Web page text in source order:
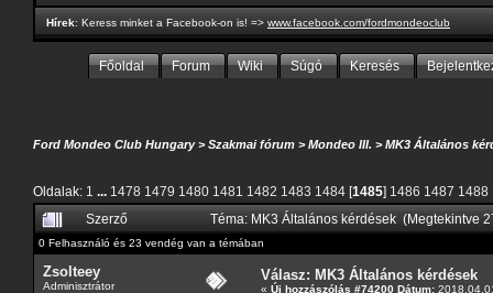
Hírek: Keress minket a Facebook-on is! => www.facebook.com/fordmondeoclub
Főoldal Forum Wiki Súgó Keresés
Ford Mondeo Club Hungary>Szakmai fórum >Mondeo III. >MK3 Általános
Oldalak: 1 ... 1478 1479 1480 1481 1482 1483 1484 [1485] 1486 1487 1488
Szerző
Téma: MK3 Általános kérdések (Megtekintve
0 Felhasználó és 23 vendég van a témában
Zsolteey
Adminisztrátor
Válasz: MK3 Általános kérdések
« Új hozzászólás #74200 Dátum: